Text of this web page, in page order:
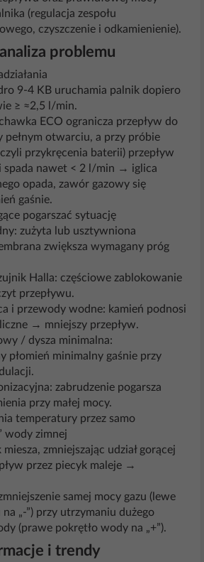
(regulacja zespołu
czyszczenie i odkamienienie).
problemu
9-4 KB uruchamia palnik dopiero
≥ ≈2,5 l/min.
ECO ogranicza przepływ do
pełnym otwarciu, a przy próbie
przykręcenia baterii) przepływ
spada nawet < 2 l/min → iglica
opada, zawór gazowy się
gaśnie.
pogarszać sytuację
zużyta lub usztywniona
zwiększa wymagany próg
Halla: częściowe zablokowanie
przepływu.
i przewody wodne: kamień podnosi
→ mniejszy przepływ.
/ dysza minimalna:
płomień minimalny gaśnie przy
zabrudzenie pogarsza
przy małej mocy.
temperatury przez samo
wody zimnej
zmniejszając udział gorącej
przez piecyk maleje →
samej mocy gazu (lewe
na „-”) przy utrzymaniu dużego
(prawe pokrętło wody na „+”).
i trendy